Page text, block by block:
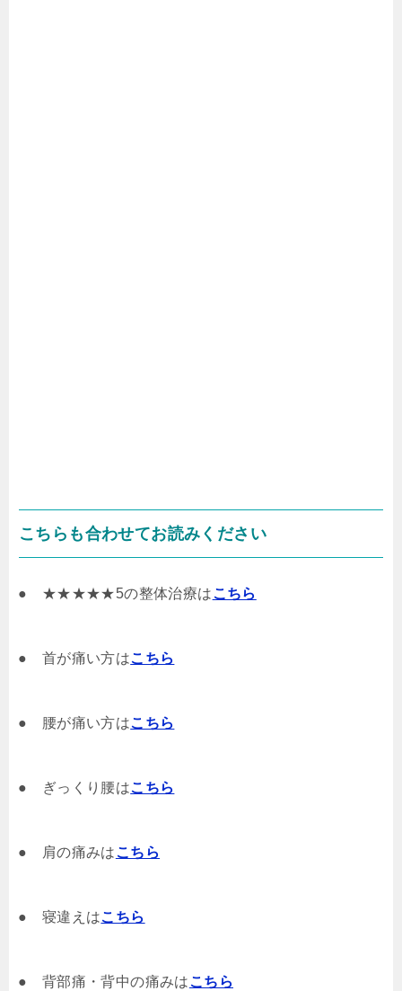
こちらも合わせてお読みください
● ★★★★★5の整体治療はこちら
● 首が痛い方はこちら
● 腰が痛い方はこちら
● ぎっくり腰はこちら
● 肩の痛みはこちら
● 寝違えはこちら
● 背部痛・背中の痛みはこちら